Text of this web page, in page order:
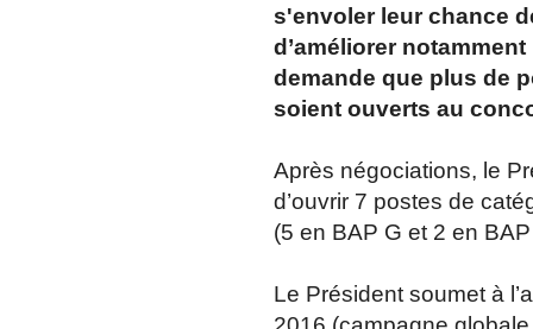
s'envoler leur chance
d’améliorer
demande que plus de
soient ouverts au
Après négociations, le
d’ouvrir 7 postes de
(5 en BAP G et 2 en
Le Président soumet à